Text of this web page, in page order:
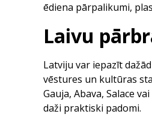
ēdiena pārpalikumi,
Laivu
Latviju var iepazīt
vēstures un kultūras
Gauja, Abava, Salace
daži praktiski padomi.